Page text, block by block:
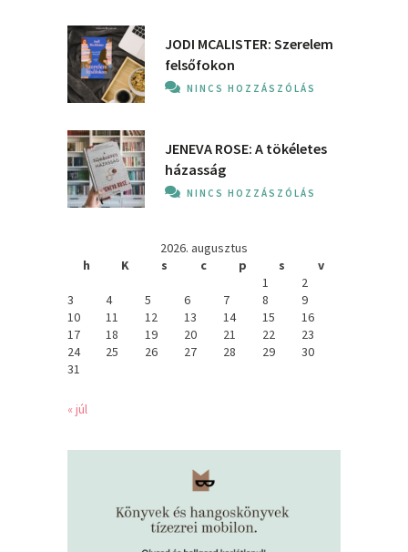
JODI MCALISTER: Szerelem
felsőfokon
NINCS HOZZÁSZÓLÁS
JENEVA ROSE: A ​tökéletes
házasság
NINCS HOZZÁSZÓLÁS
2026. augusztus
h
K s c p s
v
1
2
3
4 5 6 7 8
9
10
11 12 13 14 15
16
17
18 19 20 21 22
23
24
25 26 27 28 29
30
31
« júl